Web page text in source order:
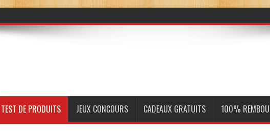
TEST DE PRODUITS JEUX CONCOURS CADEAUX GRATUITS 100%